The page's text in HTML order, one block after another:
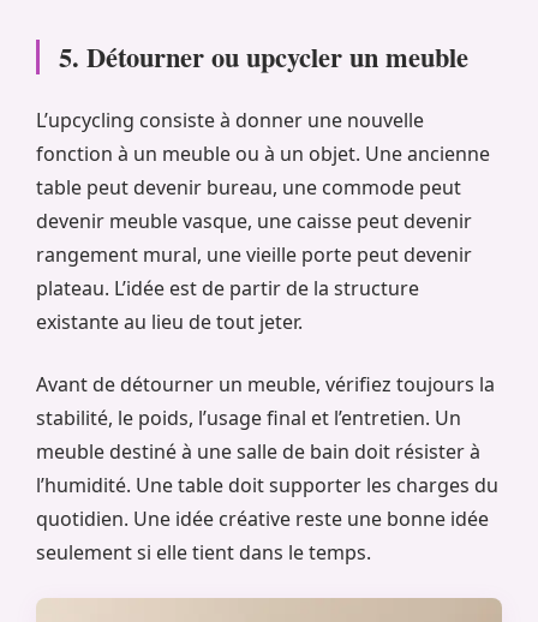
5. Détourner ou upcycler un meuble
L’upcycling consiste à donner une nouvelle
fonction à un meuble ou à un objet. Une ancienne
table peut devenir bureau, une commode peut
devenir meuble vasque, une caisse peut devenir
rangement mural, une vieille porte peut devenir
plateau. L’idée est de partir de la structure
existante au lieu de tout jeter.
Avant de détourner un meuble, vérifiez toujours la
stabilité, le poids, l’usage final et l’entretien. Un
meuble destiné à une salle de bain doit résister à
l’humidité. Une table doit supporter les charges du
quotidien. Une idée créative reste une bonne idée
seulement si elle tient dans le temps.